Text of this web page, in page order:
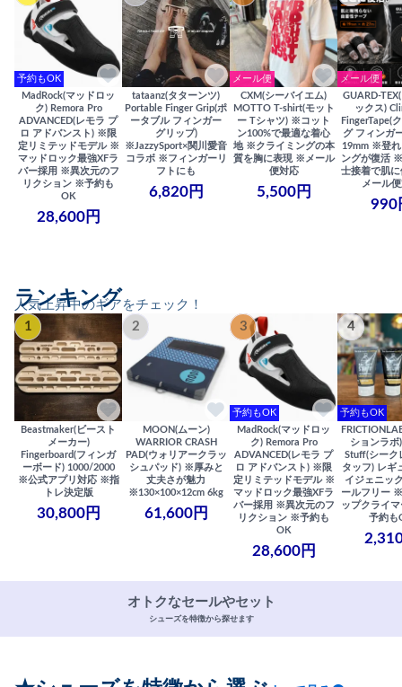
予約もOK
MadRock(マッドロッ
ク) Remora Pro
ADVANCED(レモラ プ
ロ アドバンスト) ※限
定リミテッドモデル ※
マッドロック最強XFラ
バー採用 ※異次元のフ
リクション ※予約も
OK
28,600円
tataanz(タターンツ)
Portable Finger Grip(ポ
ータブル フィンガー
グリップ)
※JazzySport×関川愛音
コラボ ※フィンガーリ
フトにも
6,820円
メール便
CXM(シーバイエム)
MOTTO T-shirt(モット
ー Tシャツ) ※コット
ン100%で最適な着心
地 ※クライミングの本
質を胸に表現 ※メール
便対応
5,500円
メール便
GUARD-
ックス)
FingerTape(
グ フィンガ
19mm ※登れ
ングが復活
士接着で肌
メール
990
人気上昇中のギアをチェック！
ランキング
1
Beastmaker(ビースト
メーカー)
Fingerboard(フィンガ
ーボード) 1000/2000
※公式アプリ対応 ※指
トレ決定版
30,800円
2
MOON(ムーン)
WARRIOR CRASH
PAD(ウォリアークラッ
シュパッド) ※厚みと
丈夫さが魅力
※130×100×12cm 6kg
61,600円
3
予約もOK
MadRock(マッドロッ
ク) Remora Pro
ADVANCED(レモラ プ
ロ アドバンスト) ※限
定リミテッドモデル ※
マッドロック最強XFラ
バー採用 ※異次元のフ
リクション ※予約も
OK
28,600円
4
予約もOK
ションラボ
Stuff(シーク
タッフ) レギ
イジェニッ
ールフリー
ップクライ
予約も
オトクなセールやセット
シューズを特徴から探せます